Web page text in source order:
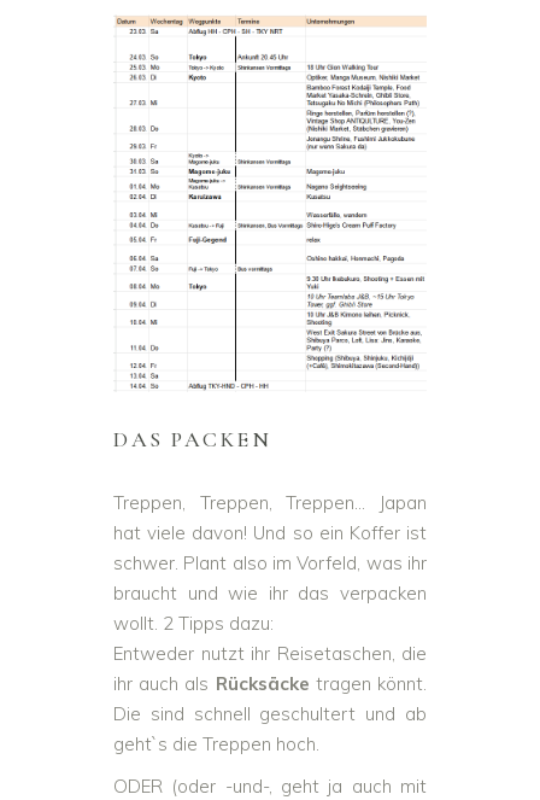
DAS PACKEN
Treppen, Treppen, Treppen… Japan
hat viele davon! Und so ein Koffer ist
schwer. Plant also im Vorfeld, was ihr
braucht und wie ihr das verpacken
wollt. 2 Tipps dazu:
Entweder nutzt ihr Reisetaschen, die
ihr auch als Rücksäcke tragen könnt.
Die sind schnell geschultert und ab
geht`s die Treppen hoch.
ODER (oder -und-, geht ja auch mit